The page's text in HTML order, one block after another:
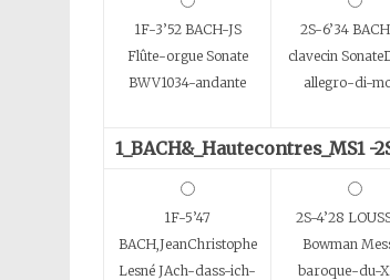
1F-3’52 BACH-JS
Flûte-orgue Sonate
BWV1034-andante
2S-6’34
clavecin
allegro-di-
1_BACH&_Hautecontres_MS1 -
1F-5’47
BACH,JeanChristophe
Lesné JAch-dass-ich-
2S-4’28
Bowman
baroque-du-